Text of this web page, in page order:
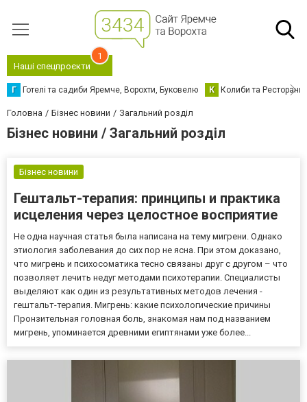
Наші спецпроєкти
1
Г Готелі та садиби Яремче, Ворохти, Буковелю К Колиби та Ресторани
Головна Бізнес новини Загальний розділ
Бізнес новини / Загальний розділ
Бізнес новини
Гештальт-терапия: принципы и практика
исцеления через целостное восприятие
Не одна научная статья была написана на тему мигрени. Однако
этиология заболевания до сих пор не ясна. При этом доказано,
что мигрень и психосоматика тесно связаны друг с другом – что
позволяет лечить недуг методами психотерапии. Специалисты
выделяют как один из результативных методов лечения -
гештальт-терапия. Мигрень: какие психологические причины
Пронзительная головная боль, знакомая нам под названием
мигрень, упоминается древними египтянами уже более...